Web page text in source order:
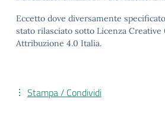
Eccetto dove diversamente
stato rilasciato sotto Licenza Creative
Attribuzione 4.0 Italia.
Stampa / Condividi